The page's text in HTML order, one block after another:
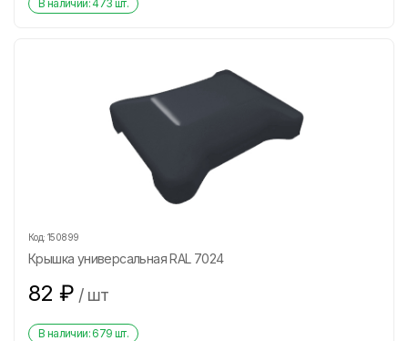
В наличии:473 шт.
Код: 150899
Крышка универсальная RAL 7024
82 ₽ / шт
В наличии:679 шт.